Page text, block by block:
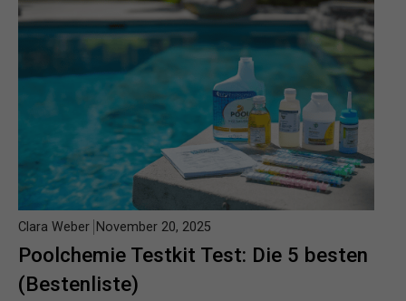
Poolchemie Testkit Test: Die 5 besten
(Bestenliste)
Clara Weber November 20, 2025